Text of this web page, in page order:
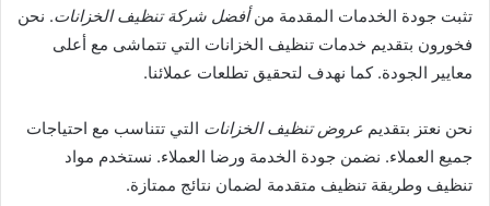
تثبت جودة الخدمات المقدمة منأفضل شركة تنظيف الخزانات. نحن
فخورون بتقديم خدمات تنظيف الخزانات التي تتماشى مع أعلى
معايير الجودة. كما نهدف لتحقيق تطلعات عملائنا.
نحن نعتز بتقديم عروض تنظيف الخزانات التي تتناسب مع احتياجات
جميع العملاء. نضمن جودة الخدمة ورضا العملاء. نستخدم مواد
تنظيف وطريقة تنظيف متقدمة لضمان نتائج ممتازة.